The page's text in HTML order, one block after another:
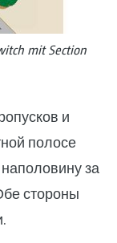
mit Section
и
полосе
за
стороны